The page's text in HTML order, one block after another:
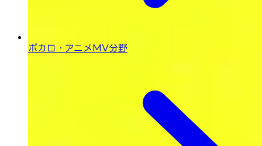
ボカロ・ アニメMV分野